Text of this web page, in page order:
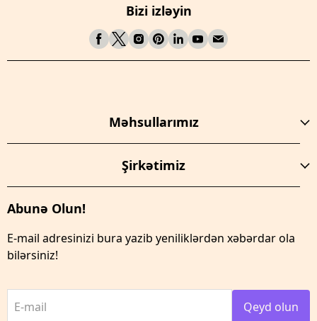
Bizi izləyin
Məhsullarımız
Şirkətimiz
Abunə Olun!
E-mail adresinizi bura yazib yeniliklərdən xəbərdar ola
bilərsiniz!
E-mail Qeyd olun